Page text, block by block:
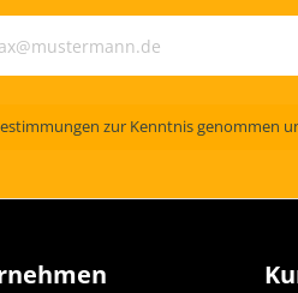
zur Kenntnis genommen